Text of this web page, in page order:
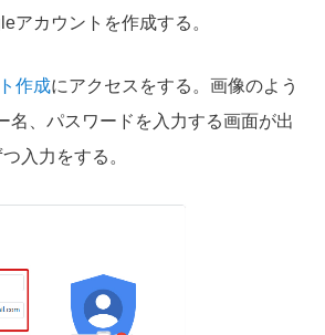
アカウントを作成する。
作成にアクセスをする。画像のよう
名、パスワードを入力する画面が出
入力をする。